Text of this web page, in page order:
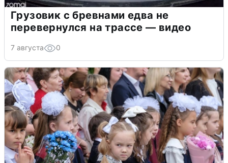
Грузовик с бревнами едва не
перевернулся на трассе — видео
7 августа 0